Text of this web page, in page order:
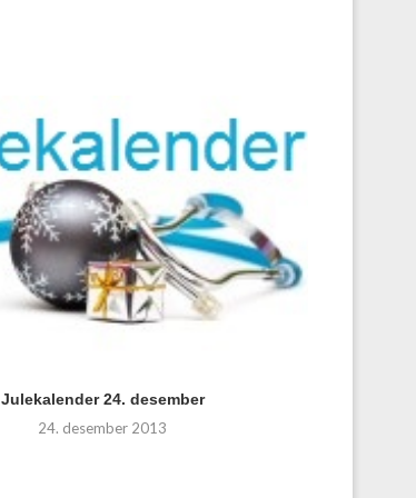
Julekalender 24. desember
24. desember 2013